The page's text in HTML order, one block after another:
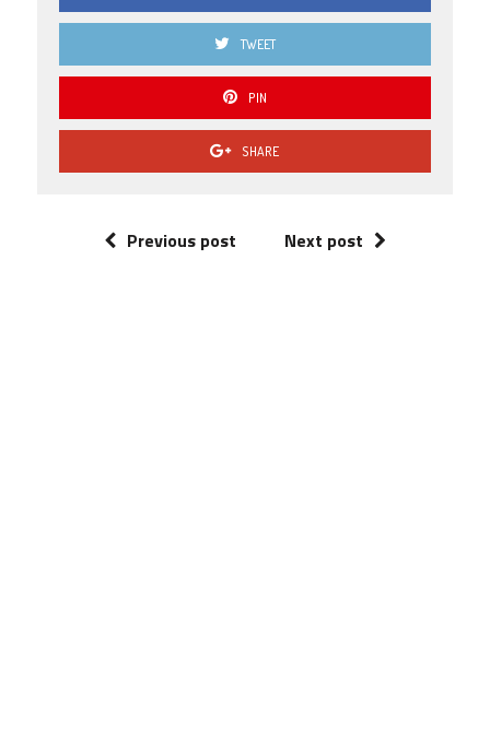
TWEET
PIN
SHARE
Previous post Next post